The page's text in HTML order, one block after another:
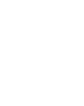
A través de
empoderado a
propio
añadiendo que
«en un
«en fuente de